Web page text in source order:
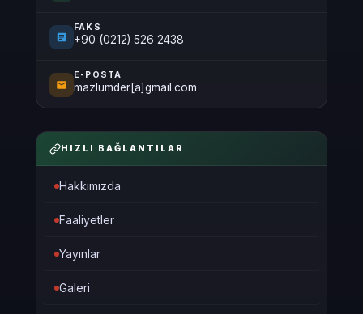
FAKS
+90 (0212) 526 2438
E-POSTA
mazlumder[a]gmail.com
HIZLI BAĞLANTILAR
Hakkımızda
Faaliyetler
Yayınlar
Galeri